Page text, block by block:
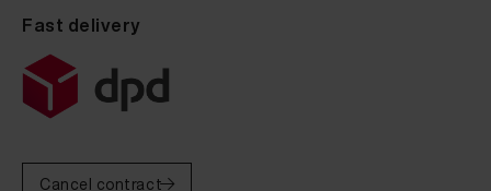
Fast delivery
Cancel contract